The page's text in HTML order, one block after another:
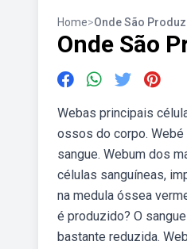
Home>Onde São
Onde São
Webas principais
ossos do corpo. Webé
sangue. Webum dos
células sanguíneas,
na medula óssea
é produzido? O
bastante reduzida.